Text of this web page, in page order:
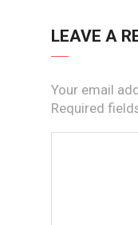
LEAVE A
Your email
Required